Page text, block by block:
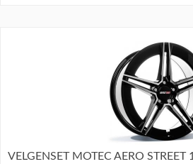
VELGENSET MOTEC AERO